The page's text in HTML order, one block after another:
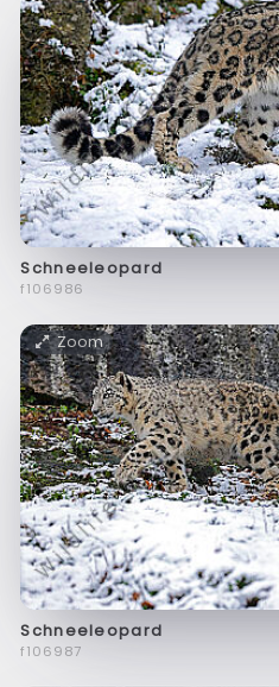
Schneeleopard
f106986
Zoom
Schneeleopard
f106987